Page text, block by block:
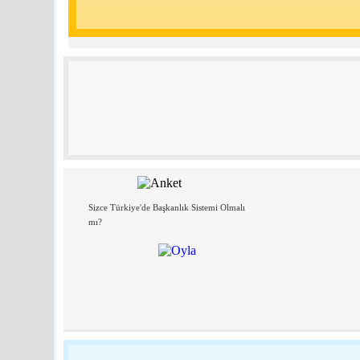
Sizce Türkiye'de Başkanlık Sistemi Olmalı
mı?